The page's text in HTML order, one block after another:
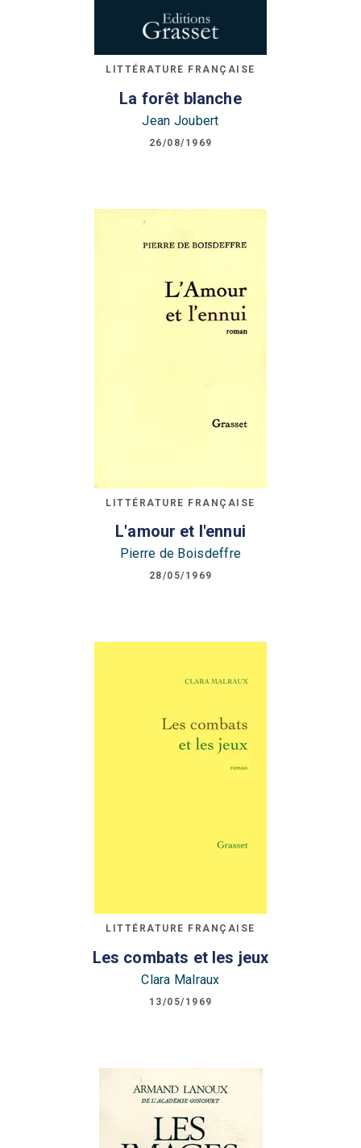
LITTÉRATURE FRANÇAISE
La forêt blanche
Jean Joubert
26/08/1969
LITTÉRATURE FRANÇAISE
L'amour et l'ennui
Pierre de Boisdeffre
28/05/1969
LITTÉRATURE FRANÇAISE
Les combats et les jeux
Clara Malraux
13/05/1969